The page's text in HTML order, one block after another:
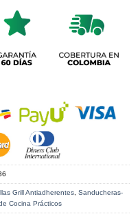
Grill Antiadherentes, Sanducheras-
Cocina Prácticos